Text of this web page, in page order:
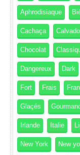
Aphrodisiaque
Cachaça
Chocolat
Dangereux Dark
Fort Frais
Glaçés
Irlande Italie
New York New